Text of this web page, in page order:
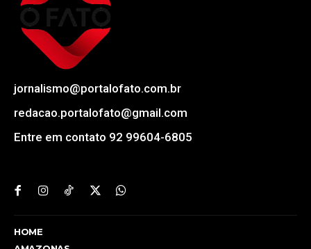
jornalismo@portalofato.com.br
redacao.portalofato@gmail.com
Entre em contato 92 99604-6805
HOME